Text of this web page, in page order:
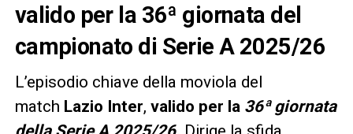
valido per la 36ª giornata del
campionato di Serie A 2025/26
L’episodio chiave della moviola del
match Lazio Inter, valido per la 36ª giornata